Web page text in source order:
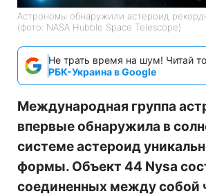
Астрономы обнаружили астероид
(фото: NASA Hubble Space Telescope)
Не трать время на шум! Читай
РБК-Украина в Google
Международная группа
впервые обнаружила в
системе астероид
формы. Объект 44 Nysa
соединенных между собой